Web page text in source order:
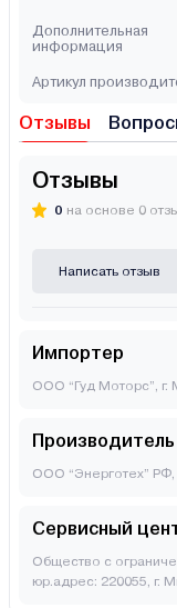
Дополнительная
информация
Артикул
Отзывы
Отзывы
0 на основе 0
Написать отзыв
Импортер
ООО “Гуд Моторс”, г.
Производитель
OОО “Энерготех” РФ,
Сервисный
Общество с
юр.адрес: 220055, г.